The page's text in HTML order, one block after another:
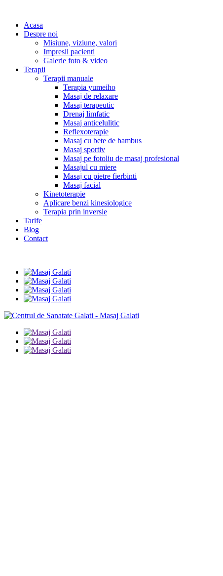
Acasa
Despre noi
Misiune, viziune, valori
Impresii pacienti
Galerie foto & video
Terapii
Terapii manuale
Terapia yumeiho
Masaj de relaxare
Masaj terapeutic
Drenaj limfatic
Masaj anticelulitic
Reflexoterapie
Masaj cu bete de bambus
Masaj sportiv
Masaj pe fotoliu de masaj profesional
Masajul cu miere
Masaj cu pietre fierbinti
Masaj facial
Kinetoterapie
Aplicare benzi kinesiologice
Terapia prin inversie
Tarife
Blog
Contact